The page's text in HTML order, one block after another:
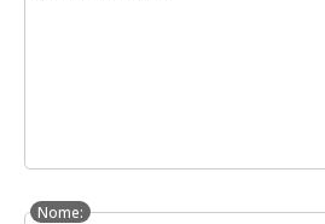
Nome: